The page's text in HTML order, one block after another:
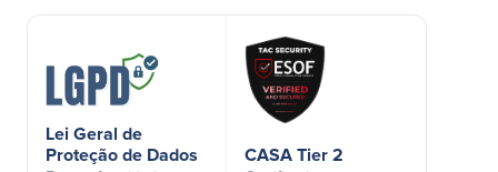
Lei Geral de
Proteção de Dados
CASA Tier 2